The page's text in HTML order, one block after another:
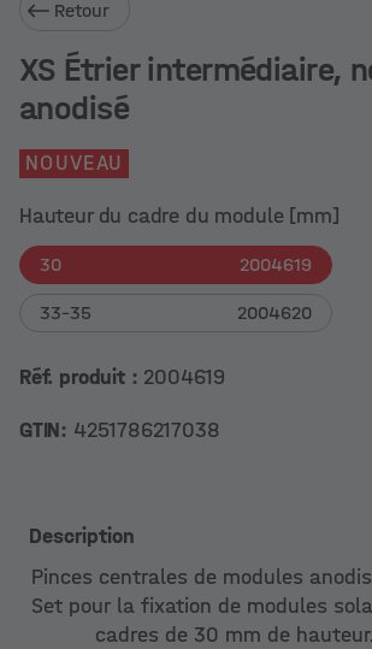
Retour
XS Étrier intermédiaire,
anodisé
NOUVEAU
Hauteur du cadre du module [mm]
30 2004619
33-35 2004620
Réf. produit : 2004619
GTIN: 4251786217038
Description
Pinces centrales de modules
Set pour la fixation de modules
cadres de 30 mm de